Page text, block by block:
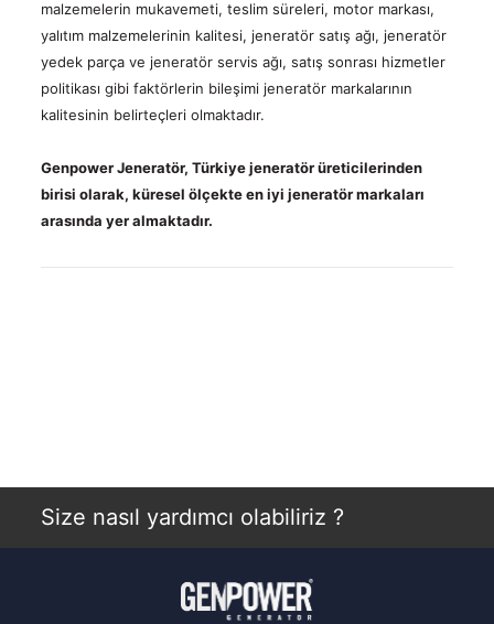
Kalite
Belgeleri
Teknik
Dokümanlar
Işık
Kule
Jeneratörleri
Alternatörler
Çözümleri
Telekom
Çözümleri
Kojenerasyon
&
Sismik
Jeneratör
Çözümleri
Uzaktan
Hesaplama
Satış
Sonrası
Hizmetler
TR
malzemelerin mukavemeti, teslim süreleri, motor markası,
yalıtım malzemelerinin kalitesi, jeneratör satış ağı, jeneratör
yedek parça ve jeneratör servis ağı, satış sonrası hizmetler
politikası gibi faktörlerin bileşimi jeneratör markalarının
kalitesinin belirteçleri olmaktadır.
Genpower Jeneratör, Türkiye jeneratör üreticilerinden
birisi olarak, küresel ölçekte en iyi jeneratör markaları
arasında yer almaktadır.
Size nasıl yardımcı olabiliriz ?